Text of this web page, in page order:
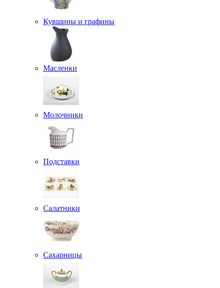
Кувшины и графины
Масленки
Молочники
Подставки
Салатники
Сахарницы